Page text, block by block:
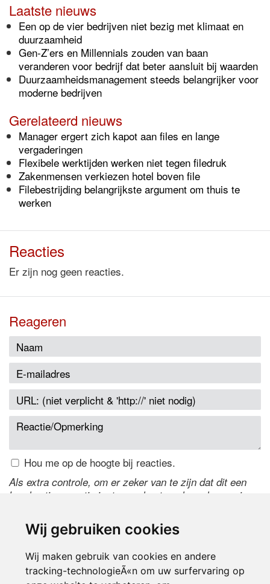
Wij gebruiken cookies
Wij maken gebruik van cookies en andere
tracking-technologieÃ«n om uw surfervaring op
Laatste nieuws
Een op de vier bedrijven niet bezig met klimaat en
duurzaamheid
Gen-Z’ers en Millennials zouden van baan
veranderen voor bedrijf dat beter aansluit bij waarden
Duurzaamheidsmanagement steeds belangrijker voor
moderne bedrijven
Gerelateerd nieuws
Manager ergert zich kapot aan files en lange
vergaderingen
Flexibele werktijden werken niet tegen filedruk
Zakenmensen verkiezen hotel boven file
Filebestrijding belangrijkste argument om thuis te
werken
Reacties
Er zijn nog geen reacties.
Reageren
Hou me op de hoogte bij reacties.
Als extra controle, om er zeker van te zijn dat dit een
handmatige reactie is, typ onderstaande code over in
de code te wijzigen.